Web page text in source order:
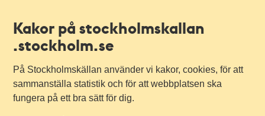
Kakor på stockholmskallan
.stockholm.se
På Stockholmskällan använder vi kakor, cookies, för att
sammanställa statistik och för att webbplatsen ska
fungera på ett bra sätt för dig.